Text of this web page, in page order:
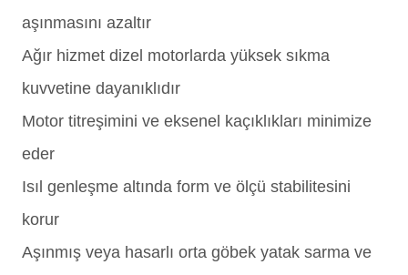
aşınmasını azaltır
Ağır hizmet dizel motorlarda yüksek sıkma
kuvvetine dayanıklıdır
Motor titreşimini ve eksenel kaçıklıkları minimize
eder
Isıl genleşme altında form ve ölçü stabilitesini
korur
Aşınmış veya hasarlı orta göbek yatak sarma ve